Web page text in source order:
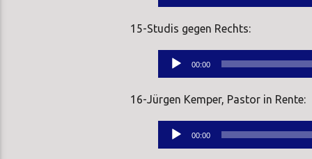
Player
15-Studis gegen Rechts:
Audio-
Player
00:00
16-Jürgen Kemper, Pastor in Rente:
Audio-
Player
00:00